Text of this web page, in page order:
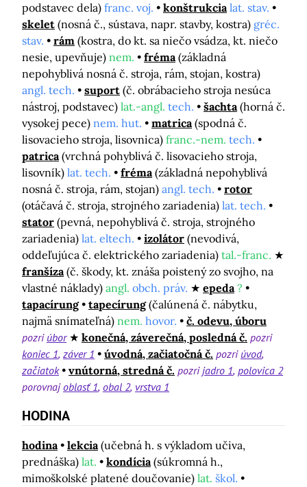
podstavec dela) franc. voj. konštrukcia lat. stav.
skelet (nosná č., sústava, napr. stavby, kostra) gréc.
stav.
rám (kostra, do kt. sa niečo vsádza, kt. niečo
nesie, upevňuje) nem. fréma (základná
nepohyblivá nosná č. stroja, rám, stojan, kostra)
angl. tech.
suport (č. obrábacieho stroja nesúca
nástroj, podstavec) lat.-angl. tech. šachta (horná č.
vysokej pece) nem. hut. matrica (spodná č.
lisovacieho stroja, lisovnica) franc.-nem. tech.
patrica (vrchná pohyblivá č. lisovacieho stroja,
lisovník) lat. tech. fréma (základná nepohyblivá
nosná č. stroja, rám, stojan) angl. tech.
rotor
(otáčavá č. stroja, strojného zariadenia) lat. tech.
stator (pevná, nepohyblivá č. stroja, strojného
zariadenia) lat. eltech. izolátor (nevodivá,
oddeľujúca č. elektrického zariadenia) tal.-franc.
franšíza (č. škody, kt. znáša poistený zo svojho, na
vlastné náklady) angl. obch. práv. epeda ?
tapacírung
tapecírung (čalúnená č. nábytku,
najmä snímateľná) nem. hovor.
č. odevu, úboru
pozri úbor konečná, záverečná, posledná č. pozri
koniec 1 záver 1 úvodná, začiatočná č. pozri úvod
začiatok
vnútorná, stredná č. pozrijadro 1 polovica 2
porovnajoblasť 1 obal 2 vrstva 1
HODINA
hodina lekcia (učebná h. s výkladom učiva,
prednáška) lat. kondícia (súkromná h.,
mimoškolské platené doučovanie) lat. škol.